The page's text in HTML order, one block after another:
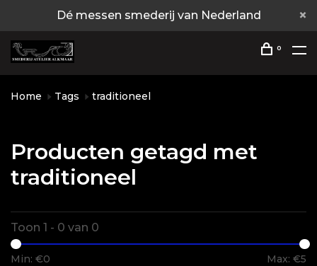
Dé messen smederij van Nederland
0
Home Tags traditioneel
Producten getagd met
traditioneel
Toon 1 - 0 van 0
Min: €0 Max: €5